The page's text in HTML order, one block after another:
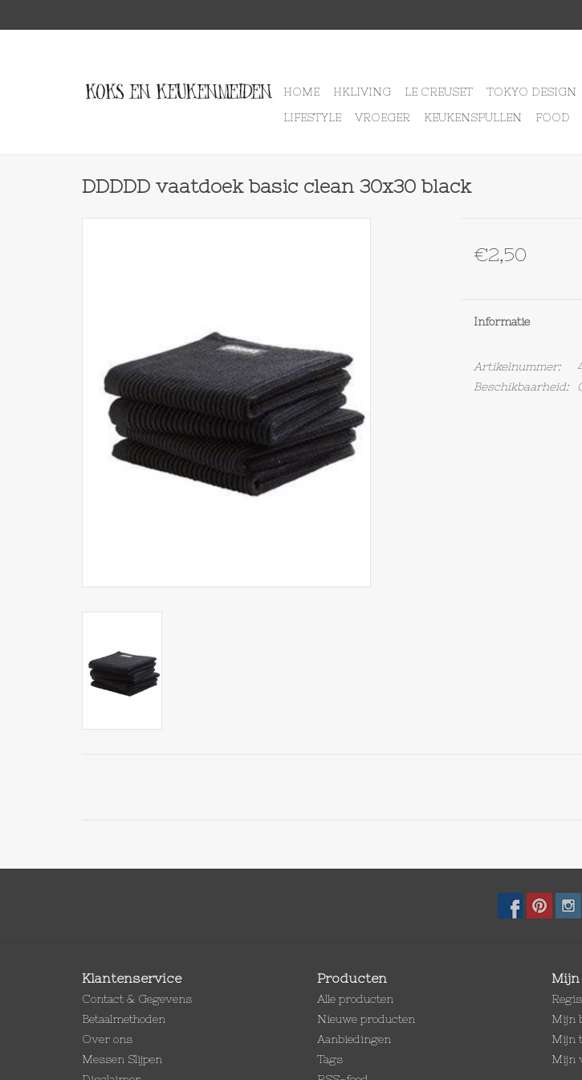
HOME HKLIVING LE CREUSET TOKYO DESIGN
LIFESTYLE
VROEGER KEUKENSPULLEN FOOD
DDDDD vaatdoek basic clean 30x30 black
€2,50
Informatie
Artikelnummer:
Beschikbaarheid:
Klantenservice
Contact & Gegevens
Betaalmethoden
Over ons
Messen Slijpen
Producten
Alle producten
Nieuwe producten
Aanbiedingen
Tags
Mijn
Mijn
Mijn